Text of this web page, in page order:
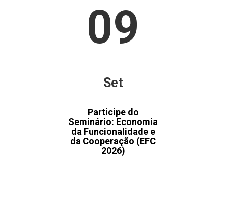
09
Set
Participe do
Seminário: Economia
da Funcionalidade e
da Cooperação (EFC
2026)